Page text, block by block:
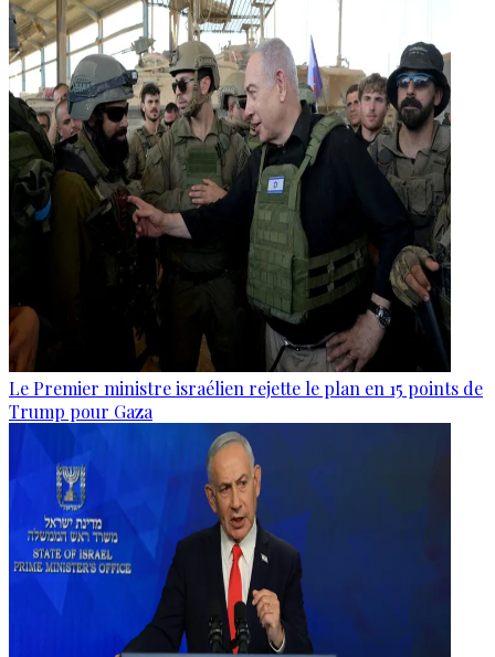
Le Premier ministre israélien rejette le plan en 15 points de
Trump pour Gaza